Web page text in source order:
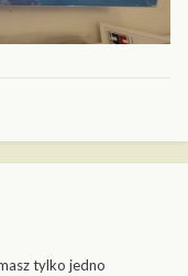
tylko jedno